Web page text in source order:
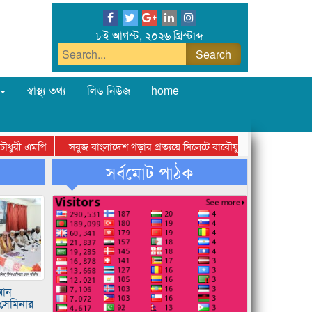
৮ই আগস্ট, ২০২৬ খ্রিস্টাব্দ
স্বাস্থ্য তথ্য লিড নিউজ
home
এমপি
সবুজ বাংলাদেশ গড়ার প্রত্যয়ে সিলেটে বাবৌযুপ’র দ্বিতীয় পর্যায়ে
সর্বমোট পাঠক